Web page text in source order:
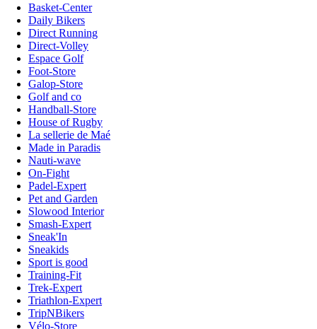
Basket-Center
Daily Bikers
Direct Running
Direct-Volley
Espace Golf
Foot-Store
Galop-Store
Golf and co
Handball-Store
House of Rugby
La sellerie de Maé
Made in Paradis
Nauti-wave
On-Fight
Padel-Expert
Pet and Garden
Slowood Interior
Smash-Expert
Sneak'In
Sneakids
Sport is good
Training-Fit
Trek-Expert
Triathlon-Expert
TripNBikers
Vélo-Store